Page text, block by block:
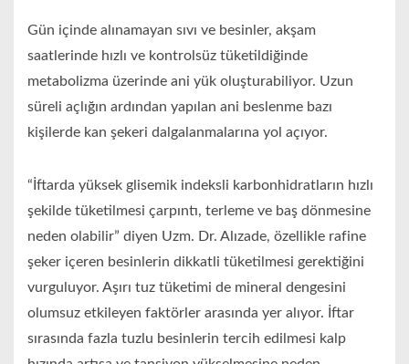
Gün içinde alınamayan sıvı ve besinler, akşam
saatlerinde hızlı ve kontrolsüz tüketildiğinde
metabolizma üzerinde ani yük oluşturabiliyor. Uzun
süreli açlığın ardından yapılan ani beslenme bazı
kişilerde kan şekeri dalgalanmalarına yol açıyor.
“İftarda yüksek glisemik indeksli karbonhidratların hızlı
şekilde tüketilmesi çarpıntı, terleme ve baş dönmesine
neden olabilir” diyen Uzm. Dr. Alızade, özellikle rafine
şeker içeren besinlerin dikkatli tüketilmesi gerektiğini
vurguluyor. Aşırı tuz tüketimi de mineral dengesini
olumsuz etkileyen faktörler arasında yer alıyor. İftar
sırasında fazla tuzlu besinlerin tercih edilmesi kalp